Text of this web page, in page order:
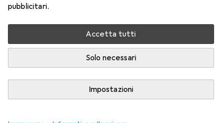
pubblicitari.
Accetta tutti
Solo necessari
Impostazioni
Consegna tra ven, 14/8 e mar, 18/8
Più di 10 pezzi in stock presso il fornitore
Aggiungi al carrello